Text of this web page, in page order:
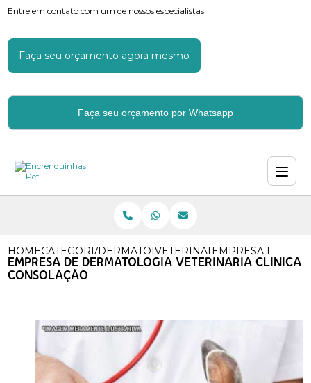
Entre em contato com um de nossos especialistas!
Faça seu orçamento agora mesmo
Faça seu orçamento por Whatsapp
HOMECATEGORIASDERMATOLOGIA VETERINARIA
VETERINARIOEMPRESA DE
EMPRESA DE DERMATOLOGIA VETERINARIA CLINICA
CONSOLAÇÃO